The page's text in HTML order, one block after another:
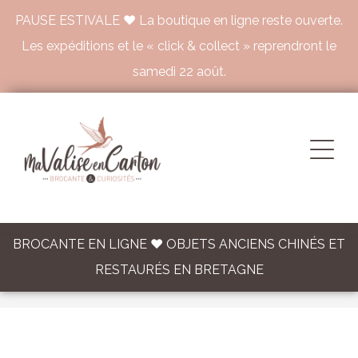
PAUSE ESTIVALE ♥ La boutique en ligne reste ouverte.
Les expéditions et le « click & collect » reprendront le
samedi 22 août.
BROCANTE EN LIGNE ♥ OBJETS ANCIENS CHINÉS ET
RESTAURÉS EN BRETAGNE